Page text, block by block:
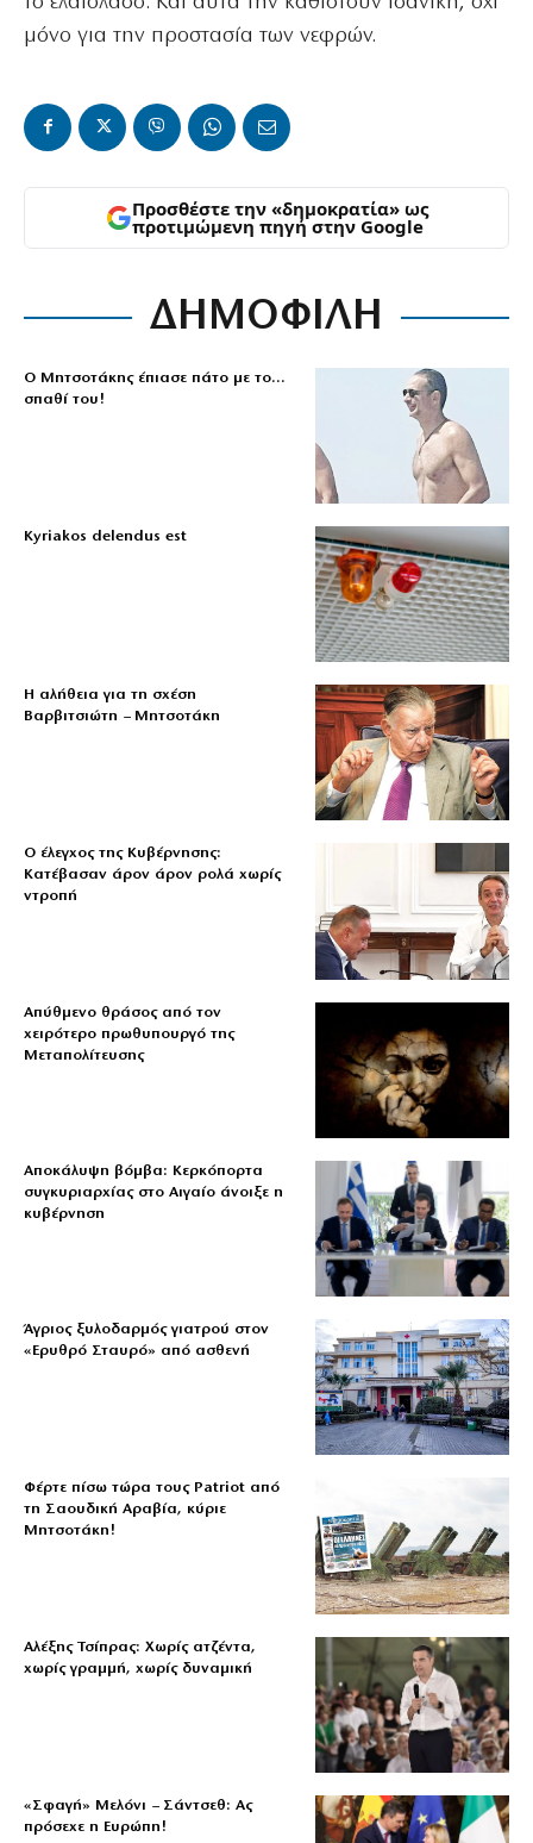
μόνο για την προστασία των νεφρών.
Προσθέστε την «δημοκρατία» ως
προτιμώμενη πηγή στην Google
ΔΗΜΟΦΙΛΗ
Ο Μητσοτάκης έπιασε πάτο με το…
σπαθί του!
Kyriakos delendus est
Η αλήθεια για τη σχέση
Βαρβιτσιώτη – Μητσοτάκη
Ο έλεγχος της Κυβέρνησης:
Κατέβασαν άρον άρον ρολά χωρίς
ντροπή
Απύθμενο θράσος από τον
χειρότερο πρωθυπουργό της
Μεταπολίτευσης
Αποκάλυψη βόμβα: Κερκόπορτα
συγκυριαρχίας στο Αιγαίο άνοιξε η
κυβέρνηση
Άγριος ξυλοδαρμός γιατρού στον
«Ερυθρό Σταυρό» από ασθενή
Φέρτε πίσω τώρα τους Patriot από
τη Σαουδική Αραβία, κύριε
Μητσοτάκη!
Αλέξης Τσίπρας: Χωρίς ατζέντα,
χωρίς γραμμή, χωρίς δυναμική
«Σφαγή» Μελόνι – Σάντσεθ: Ας
πρόσεχε η Ευρώπη!